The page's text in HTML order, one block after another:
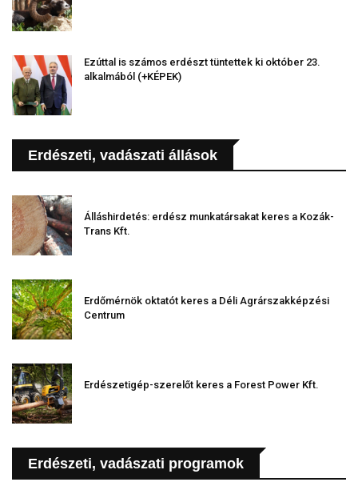
Ezúttal is számos erdészt tüntettek ki október 23.
alkalmából (+KÉPEK)
Erdészeti, vadászati állások
Álláshirdetés: erdész munkatársakat keres a Kozák-
Trans Kft.
Erdőmérnök oktatót keres a Déli Agrárszakképzési
Centrum
Erdészetigép-szerelőt keres a Forest Power Kft.
Erdészeti, vadászati programok